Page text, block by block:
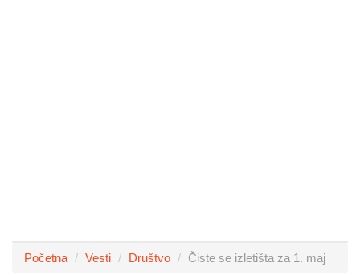
Početna Vesti Društvo Čiste se izletišta za 1. maj